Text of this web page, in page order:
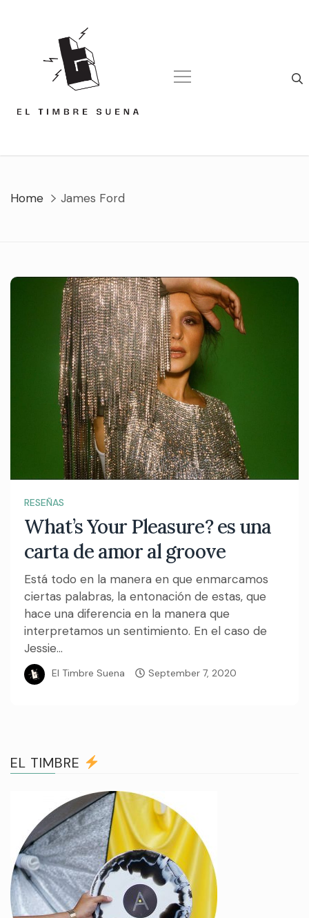
Home James Ford
RESEÑAS
What’s Your Pleasure? es una
carta de amor al groove
Está todo en la manera en que enmarcamos
ciertas palabras, la entonación de estas, que
hace una diferencia en la manera que
interpretamos un sentimiento. En el caso de
Jessie...
El Timbre Suena September 7, 2020
EL TIMBRE